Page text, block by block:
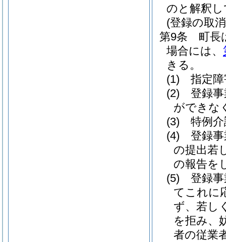
のと解釈
(登録の取
第9条
町長
場合には、
きる。
(1)
指定
(2)
登録
ができな
(3)
特例
(4)
登録
の提出若
の報告を
(5)
登録
てこれに
ず、若し
を拒み、
者の従業